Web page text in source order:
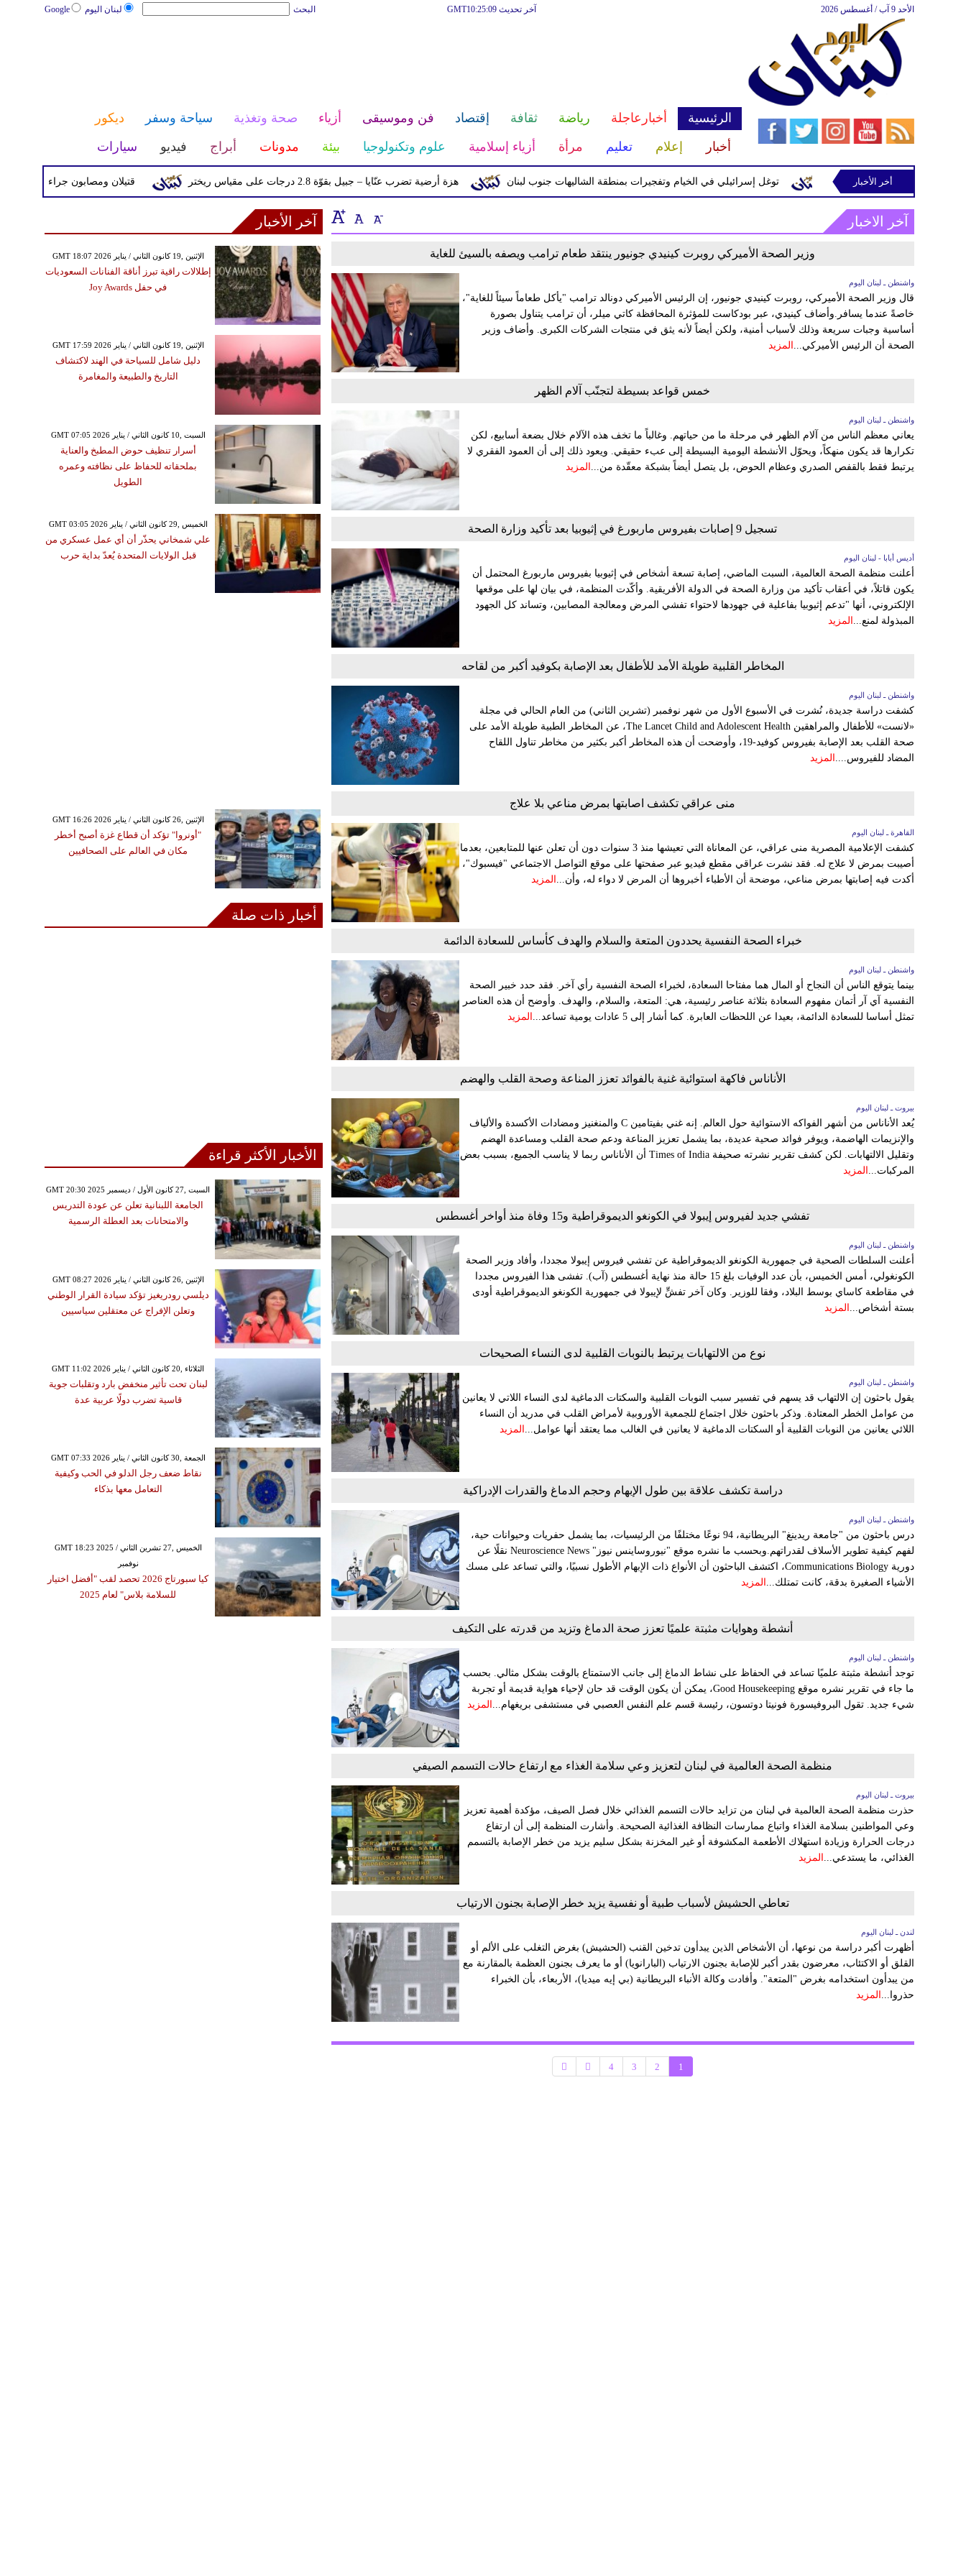
لبنان اليوم Google البحث آخر تحديث GMT10:25:09 الأحد 9 آب / أغسطس 2026
الرئيسية أخبارعاجلة رياضة ثقافة إقتصاد فن وموسيقى أزياء صحة وتغذية سياحة وسفر
ديكور
أخبار
إعلام تعليم مرأة أزياء إسلامية علوم وتكنولوجيا بيئة مدونات أبراج فيديو سيارات
قتيلان ومصابون جراء 14 غارة إسرائيلية على شرق وجنوب لبنان هزة أرضية تضرب عنّايا – جبيل بقوّة 2.8 درجات على مقياس ريختر توغل إسرائيلي في الخيام وتفجيرات بمنطقة الشاليهات جنوب لبنان إسرائيلية في رب ثلاثين
أخر الأخبار
آخر الاخبار
وزير الصحة الأميركي روبرت كينيدي جونيور ينتقد طعام ترامب ويصفه بالسيئ للغاية
واشنطن ـ لبنان اليوم
قال وزير الصحة الأميركي، روبرت كينيدي جونيور، إن الرئيس الأميركي دونالد ترامب "يأكل طعاماً سيئاً للغاية"،
خاصةً عندما يسافر.وأضاف كينيدي، عبر بودكاست للمؤثرة المحافظة كاتي ميلر، أن ترامب يتناول بصورة
أساسية وجبات سريعة وذلك لأسباب أمنية، ولكن أيضاً لأنه يثق في منتجات الشركات الكبرى. وأضاف وزير
الصحة أن الرئيس الأميركي... المزيد
خمس قواعد بسيطة لتجنّب آلام الظهر
واشنطن ـ لبنان اليوم
يعاني معظم الناس من آلام الظهر في مرحلة ما من حياتهم. وغالباً ما تخف هذه الآلام خلال بضعة أسابيع، لكن
تكرارها قد يكون منهكاً، ويحوّل الأنشطة اليومية البسيطة إلى عبء حقيقي. ويعود ذلك إلى أن العمود الفقري لا
يرتبط فقط بالقفص الصدري وعظام الحوض، بل يتصل أيضاً بشبكة معقّدة من... المزيد
تسجيل 9 إصابات بفيروس ماربورغ في إثيوبيا بعد تأكيد وزارة الصحة
أديس أبابا - لبنان اليوم
أعلنت منظمة الصحة العالمية، السبت الماضي، إصابة تسعة أشخاص في إثيوبيا بفيروس ماربورغ المحتمل أن
يكون قاتلاً، في أعقاب تأكيد من وزارة الصحة في الدولة الأفريقية. وأكّدت المنظمة، في بيان لها على موقعها
الإلكتروني، أنها "تدعم إثيوبيا بفاعلية في جهودها لاحتواء تفشي المرض ومعالجة المصابين، وتساند كل الجهود
المبذولة لمنع... المزيد
المخاطر القلبية طويلة الأمد للأطفال بعد الإصابة بكوفيد أكبر من لقاحه
واشنطن ـ لبنان اليوم
كشفت دراسة جديدة، نُشرت في الأسبوع الأول من شهر نوفمبر (تشرين الثاني) من العام الحالي في مجلة
«لانست» للأطفال والمراهقين The Lancet Child and Adolescent Health، عن المخاطر الطبية طويلة الأمد على
صحة القلب بعد الإصابة بفيروس كوفيد-19، وأوضحت أن هذه المخاطر أكبر بكثير من مخاطر تناول اللقاح
المضاد للفيروس....
المزيد
منى عراقي تكشف اصابتها بمرض مناعي بلا علاج
القاهرة ـ لبنان اليوم
كشفت الإعلامية المصرية منى عراقي، عن المعاناة التي تعيشها منذ 3 سنوات دون أن تعلن عنها للمتابعين، بعدما
أصيبت بمرض لا علاج له. فقد نشرت عراقي مقطع فيديو عبر صفحتها على موقع التواصل الاجتماعي "فيسبوك"،
أكدت فيه إصابتها بمرض مناعي، موضحة أن الأطباء أخبروها أن المرض لا دواء له، وأن... المزيد
خبراء الصحة النفسية يحددون المتعة والسلام والهدف كأساس للسعادة الدائمة
واشنطن ـ لبنان اليوم
بينما يتوقع الناس أن النجاح أو المال هما مفتاحا السعادة، لخبراء الصحة النفسية رأي آخر. فقد حدد خبير الصحة
النفسية آي آر أتمان مفهوم السعادة بثلاثة عناصر رئيسية، هي: المتعة، والسلام، والهدف. وأوضح أن هذه العناصر
تمثل أساسا للسعادة الدائمة، بعيدا عن اللحظات العابرة. كما أشار إلى 5 عادات يومية تساعد...
المزيد
الأناناس فاكهة استوائية غنية بالفوائد تعزز المناعة وصحة القلب والهضم
بيروت ـ لبنان اليوم
يُعد الأناناس من أشهر الفواكه الاستوائية حول العالم. إنه غني بفيتامين C والمنغنيز ومضادات الأكسدة والألياف
والإنزيمات الهاضمة، ويوفر فوائد صحية عديدة، بما يشمل تعزيز المناعة ودعم صحة القلب ومساعدة الهضم
وتقليل الالتهابات. لكن كشف تقرير نشرته صحيفة Times of India أن الأناناس ربما لا يناسب الجميع، بسبب بعض
المركبات... المزيد
تفشي جديد لفيروس إيبولا في الكونغو الديموقراطية و15 وفاة منذ أواخر أغسطس
واشنطن ـ لبنان اليوم
أعلنت السلطات الصحية في جمهورية الكونغو الديموقراطية عن تفشي فيروس إيبولا مجددا، وأفاد وزير الصحة
الكونغولي، أمس الخميس، بأن عدد الوفيات بلغ 15 حالة منذ نهاية أغسطس (آب). تفشى هذا الفيروس مجددا
في مقاطعة كاساي بوسط البلاد، وفقا للوزير. وكان آخر تفشٍّ لإيبولا في جمهورية الكونغو الديموقراطية أودى
بستة أشخاص...
المزيد
نوع من الالتهابات يرتبط بالنوبات القلبية لدى النساء الصحيحات
واشنطن ـ لبنان اليوم
يقول باحثون إن الالتهاب قد يسهم في تفسير سبب النوبات القلبية والسكتات الدماغية لدى النساء اللاتي لا يعانين
من عوامل الخطر المعتادة. وذكر باحثون خلال اجتماع للجمعية الأوروبية لأمراض القلب في مدريد أن النساء
اللائي يعانين من النوبات القلبية أو السكتات الدماغية لا يعانين في الغالب مما يعتقد أنها عوامل... المزيد
دراسة تكشف علاقة بين طول الإبهام وحجم الدماغ والقدرات الإدراكية
واشنطن ـ لبنان اليوم
درس باحثون من "جامعة ريدينغ" البريطانية، 94 نوعًا مختلفًا من الرئيسيات، بما يشمل حفريات وحيوانات حية،
لفهم كيفية تطوير الأسلاف لقدراتهم.وبحسب ما نشره موقع "نيوروساينس نيوز" Neuroscience News نقلًا عن
دورية Communications Biology، اكتشف الباحثون أن الأنواع ذات الإبهام الأطول نسبيًا، والتي تساعد على مسك
الأشياء الصغيرة بدقة، كانت تمتلك... المزيد
أنشطة وهوايات مثبتة علميًا تعزز صحة الدماغ وتزيد من قدرته على التكيف
واشنطن ـ لبنان اليوم
توجد أنشطة مثبتة علميًا تساعد في الحفاظ على نشاط الدماغ إلى جانب الاستمتاع بالوقت بشكل مثالي. بحسب
ما جاء في تقرير نشره موقع Good Housekeeping، يمكن أن يكون الوقت قد حان لإحياء هواية قديمة أو تجربة
شيء جديد. تقول البروفيسورة فونيتا دوتسون، رئيسة قسم علم النفس العصبي في مستشفى بريغهام... المزيد
منظمة الصحة العالمية في لبنان لتعزيز وعي سلامة الغذاء مع ارتفاع حالات التسمم الصيفي
بيروت ـ لبنان اليوم
حذرت منظمة الصحة العالمية في لبنان من تزايد حالات التسمم الغذائي خلال فصل الصيف، مؤكدة أهمية تعزيز
وعي المواطنين بسلامة الغذاء واتباع ممارسات النظافة الغذائية الصحيحة. وأشارت المنظمة إلى أن ارتفاع
درجات الحرارة وزيادة استهلاك الأطعمة المكشوفة أو غير المخزنة بشكل سليم يزيد من خطر الإصابة بالتسمم
الغذائي، ما يستدعي...
المزيد
تعاطي الحشيش لأسباب طبية أو نفسية يزيد خطر الإصابة بجنون الارتياب
لندن ـ لبنان اليوم
أظهرت أكبر دراسة من نوعها، أن الأشخاص الذين يبدأون تدخين القنب (الحشيش) بغرض التغلب على الألم أو
القلق أو الاكتئاب، معرضون بقدر أكبر للإصابة بجنون الارتياب (البارانويا) أو ما يعرف بجنون العظمة بالمقارنة مع
من يبدأون استخدامه بغرض "المتعة". وأفادت وكالة الأنباء البريطانية (بي إيه ميديا)، الأربعاء، بأن الخبراء
حذروا... المزيد
1
2
3
4
آخر الأخبار
GMT 18:07 2026 الإثنين ,19 كانون الثاني / يناير
إطلالات راقية تبرز أناقة الفنانات السعوديات
في حفل Joy Awards
GMT 17:59 2026 الإثنين ,19 كانون الثاني / يناير
دليل شامل للسياحة في الهند لاكتشاف
التاريخ والطبيعة والمغامرة
GMT 07:05 2026 السبت ,10 كانون الثاني / يناير
أسرار تنظيف حوض المطبخ والعناية
بملحقاته للحفاظ على نظافته وعمره
الطويل
GMT 03:05 2026 الخميس ,29 كانون الثاني / يناير
علي شمخاني يحذّر أن أي عمل عسكري من
قبل الولايات المتحدة يُعدّ بداية حرب
GMT 16:26 2026 الإثنين ,26 كانون الثاني / يناير
"أونروا" تؤكد أن قطاع غزة أصبح أخطر
مكان في العالم على الصحافيين
أخبار ذات صلة
الأخبار الأكثر قراءة
GMT 20:30 2025 السبت ,27 كانون الأول / ديسمبر
الجامعة اللبنانية تعلن عن عودة التدريس
والامتحانات بعد العطلة الرسمية
GMT 08:27 2026 الإثنين ,26 كانون الثاني / يناير
ديلسي رودريغيز تؤكد سيادة القرار الوطني
وتعلن الإفراج عن معتقلين سياسيين
GMT 11:02 2026 الثلاثاء ,20 كانون الثاني / يناير
لبنان تحت تأثير منخفض بارد وتقلبات جوية
قاسية تضرب دولًا عربية عدة
GMT 07:33 2026 الجمعة ,30 كانون الثاني / يناير
نقاط ضعف رجل الدلو في الحب وكيفية
التعامل معها بذكاء
GMT 18:23 2025 الخميس ,27 تشرين الثاني /
نوفمبر
كيا سبورتاج 2026 تحصد لقب "أفضل اختيار
للسلامة بلاس" لعام 2025